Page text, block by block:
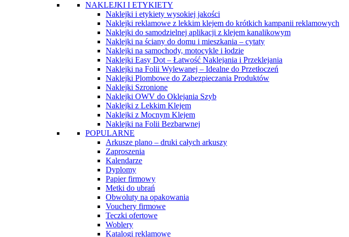
NAKLEJKI I ETYKIETY
Naklejki i etykiety wysokiej jakości
Naklejki reklamowe z lekkim klejem do krótkich kampanii reklamowych
Naklejki do samodzielnej aplikacji z klejem kanalikowym
Naklejki na ściany do domu i mieszkania – cytaty
Naklejki na samochody, motocykle i łodzie
Naklejki Easy Dot – Łatwość Naklejania i Przeklejania
Naklejki na Folii Wylewanej – Idealne do Przetłoczeń
Naklejki Plombowe do Zabezpieczania Produktów
Naklejki Szronione
Naklejki OWV do Oklejania Szyb
Naklejki z Lekkim Klejem
Naklejki z Mocnym Klejem
Naklejki na Folii Bezbarwnej
POPULARNE
Arkusze plano – druki całych arkuszy
Zaproszenia
Kalendarze
Dyplomy
Papier firmowy
Metki do ubrań
Obwoluty na opakowania
Vouchery firmowe
Teczki ofertowe
Woblery
Katalogi reklamowe